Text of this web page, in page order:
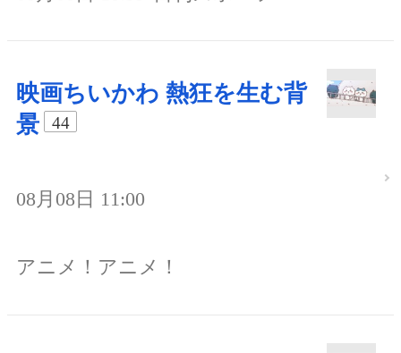
映画ちいかわ 熱狂を生む背
景
44
08月08日 11:00
アニメ！アニメ！